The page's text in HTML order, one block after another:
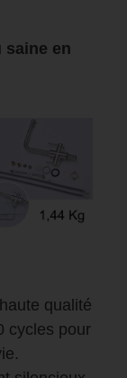
saine en
qualité
cycles pour